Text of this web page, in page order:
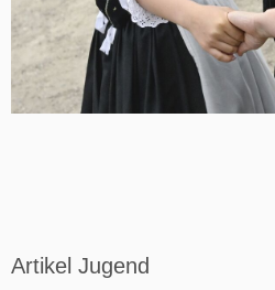
Artikel Jugend